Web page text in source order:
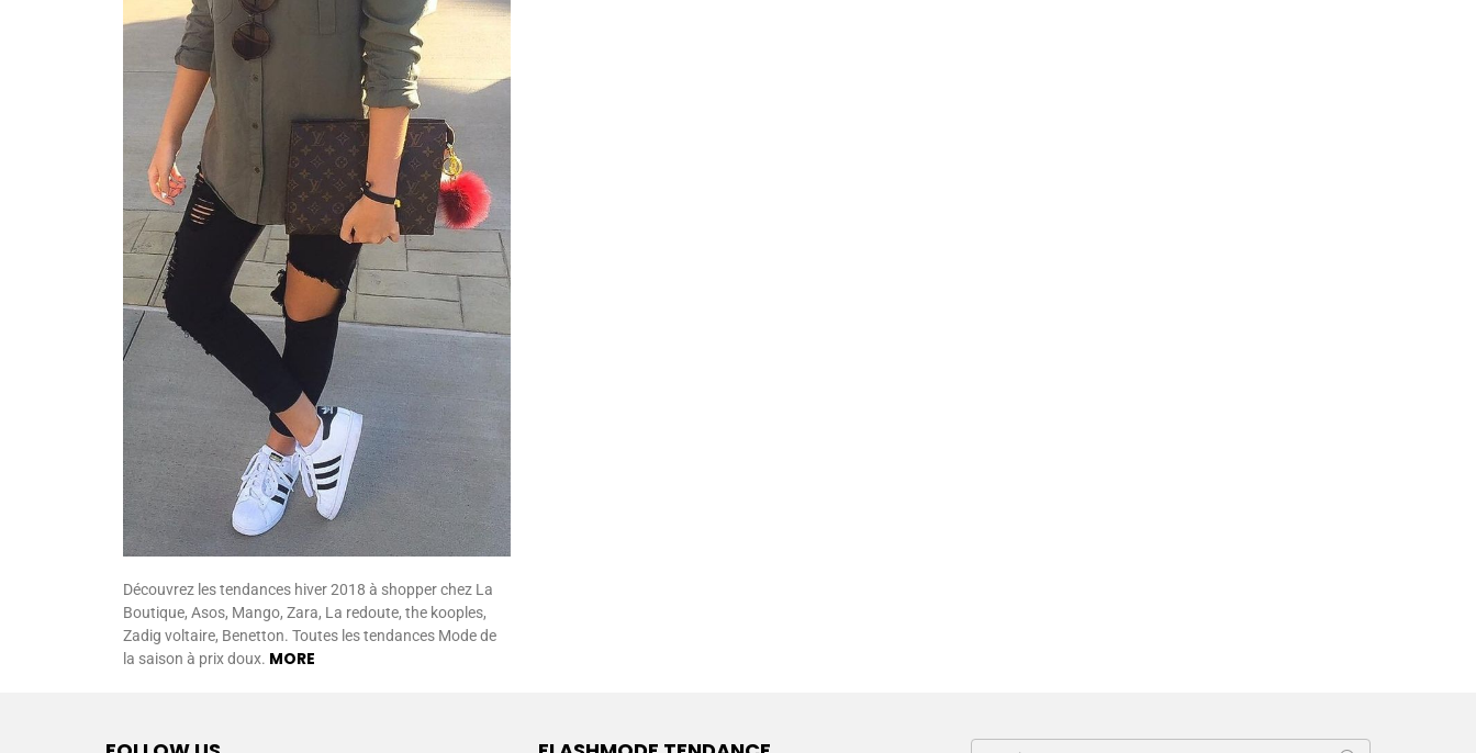
Découvrez les tendances hiver 2018 à shopper chez La
Boutique, Asos, Mango, Zara, La redoute, the kooples,
Zadig voltaire, Benetton. Toutes les tendances Mode de
la saison à prix doux. MORE